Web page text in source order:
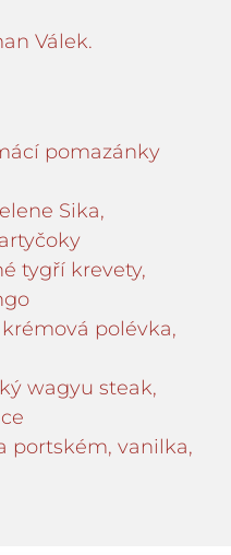
Válek.
pomazánky
Sika,
tygří krevety,
polévka,
wagyu steak,
portském, vanilka,